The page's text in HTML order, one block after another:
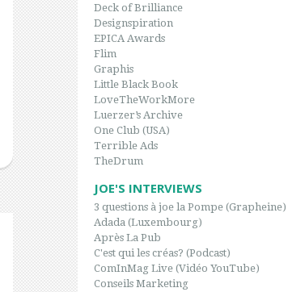
Deck of Brilliance
Designspiration
EPICA Awards
Flim
Graphis
Little Black Book
LoveTheWorkMore
Luerzer’s Archive
One Club (USA)
Terrible Ads
TheDrum
JOE'S INTERVIEWS
3 questions à joe la Pompe (Grapheine)
Adada (Luxembourg)
Après La Pub
C'est qui les créas? (Podcast)
ComInMag Live (Vidéo YouTube)
Conseils Marketing